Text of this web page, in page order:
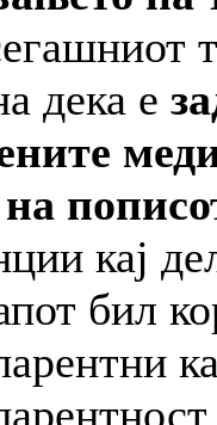
дека е
кај
бил